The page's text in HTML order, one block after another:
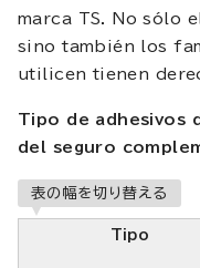
marca TS. No sólo
sino también los
utilicen tienen
Tipo de adhesivos
del seguro
表の幅を切り替える
Tipo